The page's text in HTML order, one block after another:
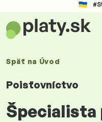
Späť na Úvod
Poisťovníctvo
Špecialista